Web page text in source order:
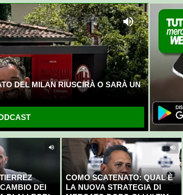
DEL MILAN RIUSCIRÀ O SARÀ UN
DEI
COMO SCATENATO: QUAL È
LA NUOVA STRATEGIA DI